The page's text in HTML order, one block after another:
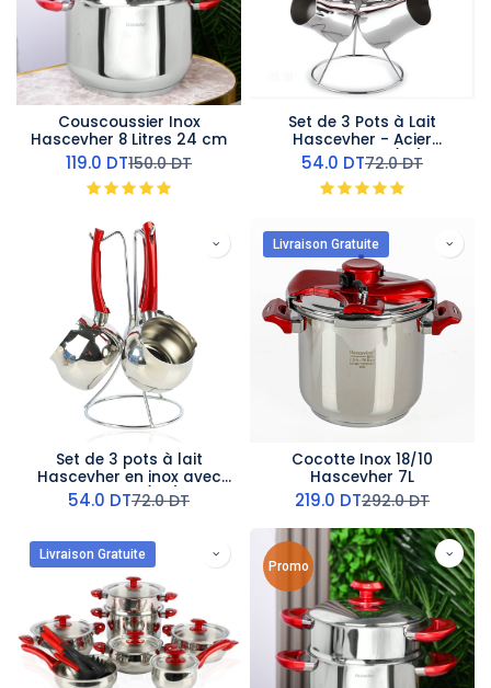
Couscoussier Inox
Hascevher 8 Litres 24 cm
119.0 DT150.0DT
Set de 3 Pots à Lait
Hascevher - Acier
Inoxydable (M1)
54.0 DT72.0DT
Set de 3 pots à lait
Hascevher en inox avec
Support (M2)
54.0 DT72.0DT
Livraison Gratuite
Cocotte Inox 18/10
Hascevher 7L
219.0 DT292.0DT
Livraison Gratuite
Promo